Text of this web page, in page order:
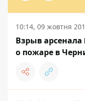
10:14, 09 жовтня
Взрыв
о пожаре в